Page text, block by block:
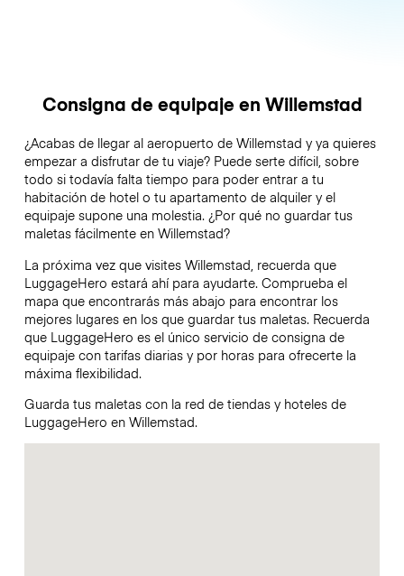
Consigna de equipaje en Willemstad
¿Acabas de llegar al aeropuerto de Willemstad y ya quieres
empezar a disfrutar de tu viaje? Puede serte difícil, sobre
todo si todavía falta tiempo para poder entrar a tu
habitación de hotel o tu apartamento de alquiler y el
equipaje supone una molestia. ¿Por qué no guardar tus
maletas fácilmente en Willemstad?
La próxima vez que visites Willemstad, recuerda que
LuggageHero estará ahí para ayudarte. Comprueba el
mapa que encontrarás más abajo para encontrar los
mejores lugares en los que guardar tus maletas. Recuerda
que LuggageHero es el único servicio de consigna de
equipaje con tarifas diarias y por horas para ofrecerte la
máxima flexibilidad.
Guarda tus maletas con la red de tiendas y hoteles de
LuggageHero en Willemstad.